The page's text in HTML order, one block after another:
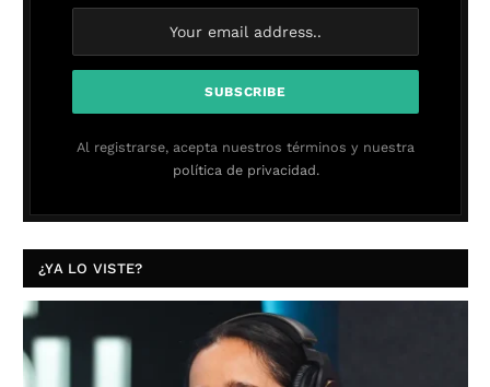
Al registrarse, acepta nuestros términos y nuestra
política de privacidad.
¿YA LO VISTE?